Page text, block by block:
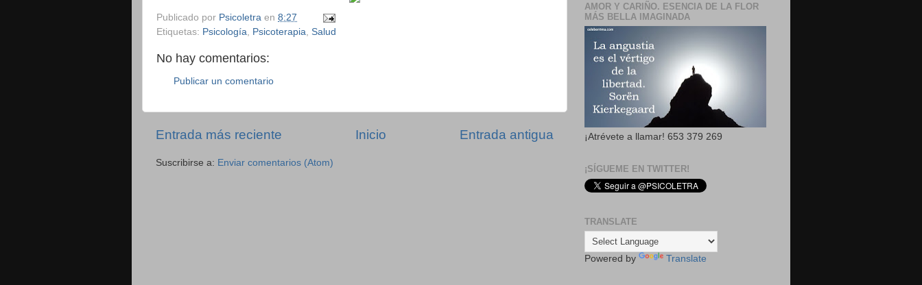
Publicado por Psicoletra en 8:27
Etiquetas: Psicología, Psicoterapia, Salud
No hay comentarios:
Publicar un comentario
Entrada más reciente Entrada antigua
Inicio
Suscribirse a: Enviar comentarios (Atom)
AMOR Y CARIÑO. ESENCIA DE LA FLOR
MÁS BELLA IMAGINADA
¡Atrévete a llamar! 653 379 269
¡SÍGUEME EN TWITTER!
TRANSLATE
Powered by Translate